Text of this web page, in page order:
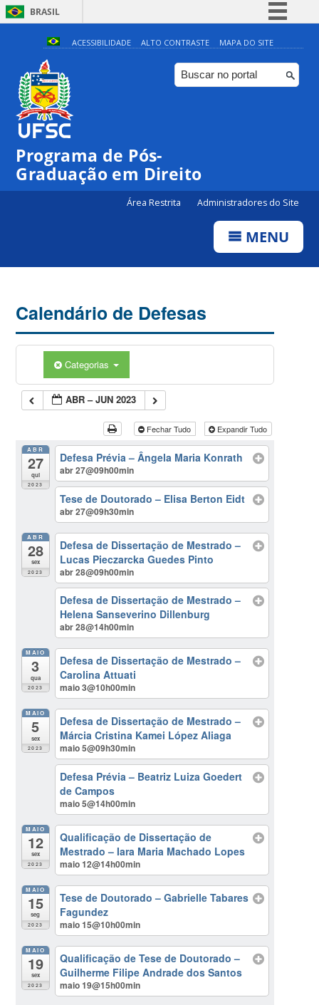
BRASIL
Simplifique!
Comunica BR
Participe
ACESSIBILIDADE ALTO CONTRASTE MAPA DO SITE
Programa de Pós-
Graduação em Direito
Área Restrita Administradores do Site
MENU
Calendário de Defesas
Categorias
ABR – JUN 2023
Fechar Tudo Expandir Tudo
ABR
27
qui
2023
Defesa Prévia – Ângela Maria Konrath
abr 27@09h00min
Tese de Doutorado – Elisa Berton Eidt
abr 27@09h30min
ABR
28
sex
2023
Defesa de Dissertação de Mestrado –
Lucas Pieczarcka Guedes Pinto
abr 28@09h00min
Defesa de Dissertação de Mestrado –
Helena Sanseverino Dillenburg
abr 28@14h00min
MAIO
3
qua
2023
Defesa de Dissertação de Mestrado –
Carolina Attuati
maio 3@10h00min
MAIO
5
sex
2023
Defesa de Dissertação de Mestrado –
Márcia Cristina Kamei López Aliaga
maio 5@09h30min
Defesa Prévia – Beatriz Luiza Goedert
de Campos
maio 5@14h00min
MAIO
12
sex
2023
Qualificação de Dissertação de
Mestrado – Iara Maria Machado Lopes
maio 12@14h00min
MAIO
15
seg
2023
Tese de Doutorado – Gabrielle Tabares
Fagundez
maio 15@10h00min
MAIO
19
sex
2023
Qualificação de Tese de Doutorado –
Guilherme Filipe Andrade dos Santos
maio 19@15h00min